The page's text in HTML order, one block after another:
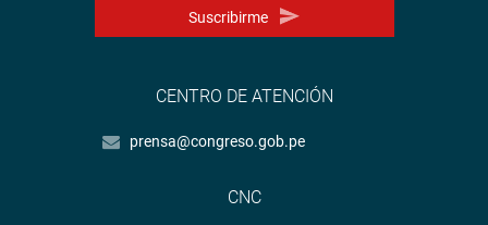
Suscribirme
CENTRO DE ATENCIÓN
prensa@congreso.gob.pe
CNC